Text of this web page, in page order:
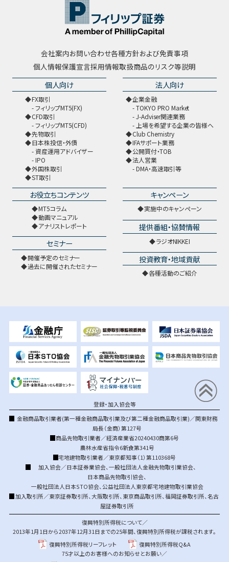
会社案内お問い合わせ各種方針および免責事項
個人情報保護宣言採用情報取扱商品のリスク等説明
個人向け
FX取引
フィリップMT5(FX)
CFD取引
フィリップMT5(CFD)
先物取引
日本株投信・外債
資産運用アドバイザー
IPO
外国株取引
ST取引
法人向け
企業金融
TOKYO PRO Market
J-Adviser関連業務
上場を希望する企業の皆様へ
Club Chemistry
IFAサポート業務
公開買付・TOB
法人営業
DMA・高速取引等
お役立ちコンテンツ
MT5コラム
動画マニュアル
アナリストレポート
セミナー
開催予定のセミナー
過去に開催されたセミナー
キャンペーン
実施中のキャンペーン
提供番組・協賛情報
ラジオNIKKEI
投資教育・地域貢献
各種活動のご紹介
登録・加入協会等
金融商品取引業者(第一種金融商品取引業及び第二種金融商品取引業)／関東財務
局長（金商）第127号
商品先物取引業者／経済産業省20240430商第6号
農林水産省指令6新食第341号
宅地建物取引業者／東京都知事（1）第110368号
加入協会／日本証券業協会、 一般社団法人金融先物取引業協会、
日本商品先物取引協会、
一般社団法人日本STO協会、 公益社団法人東京都宅地建物取引業協会
加入取引所／東京証券取引所、大阪取引所、 東京商品取引所、福岡証券取引所、名古
屋証券取引所
復興特別所得税について／
2013年1月1日から2037年12月31日までの25年間、復興特別所得税が課税されます。
復興特別所得税リーフレット
復興特別所得税Q&A
75才以上のお客様へのお知らせとお願い／